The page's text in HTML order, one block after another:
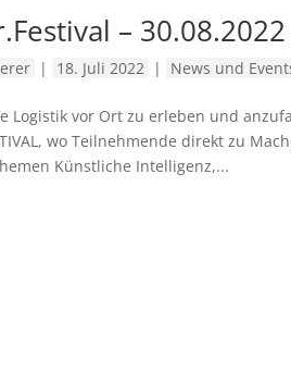
– 30.08.2022
| 18. Juli 2022 | News und
Logistik vor Ort zu erleben und
wo Teilnehmende direkt zu
Künstliche Intelligenz,...